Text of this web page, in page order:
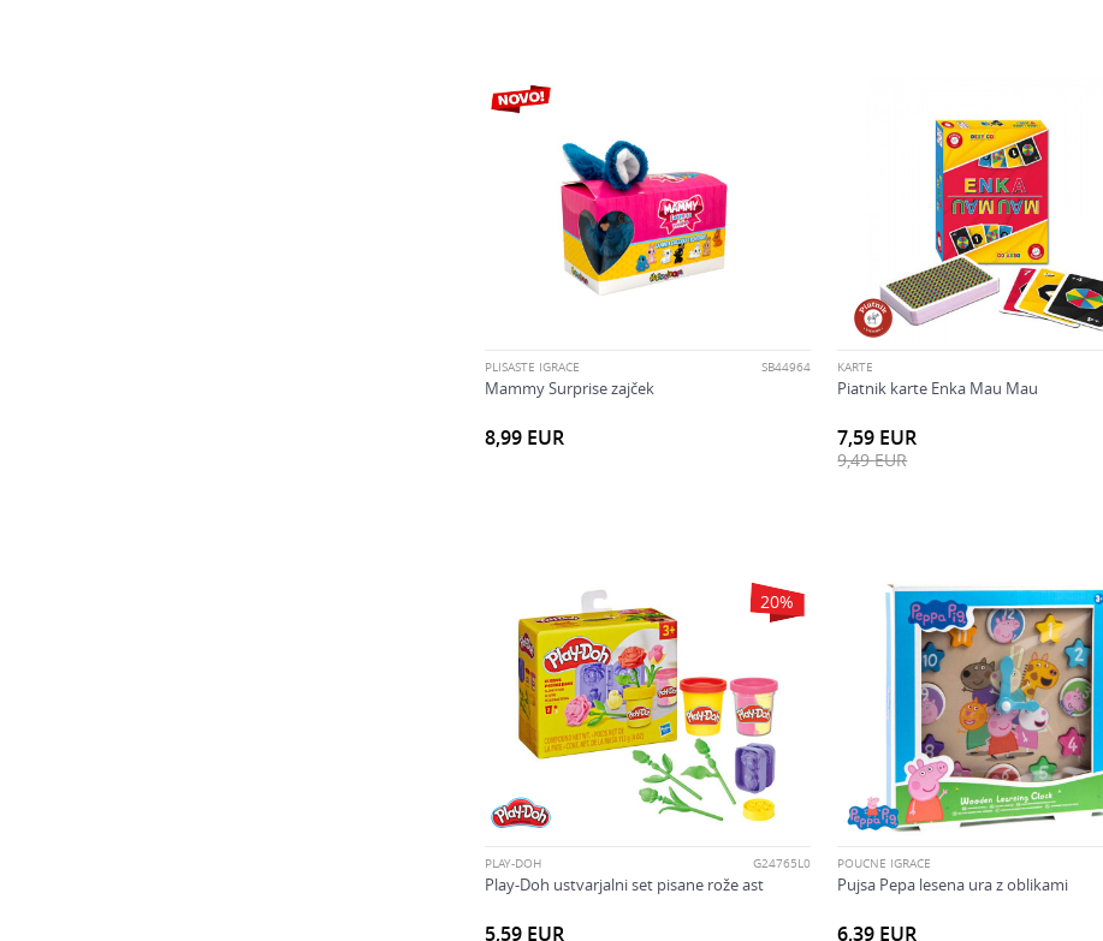
PLIŠASTE IGRAČE SB44964
Mammy Surprise zajček
8,99 EUR
KARTE
Piatnik karte Enka Mau Mau
7,59 EUR
9,49EUR
20%
PLAY-DOH G24765L0
Play-Doh ustvarjalni set pisane rože ast
5,59 EUR
POUČNE IGRAČE
Pujsa Pepa lesena ura z oblikami
6,39 EUR